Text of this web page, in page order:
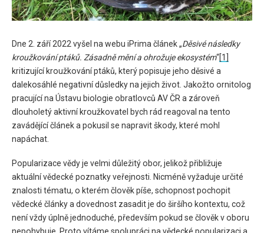
Dne 2. září 2022 vyšel na webu iPrima článek „Děsivé následky
kroužkování ptáků. Zásadně mění a ohrožuje ekosystém“[1]
kritizující kroužkování ptáků, který popisuje jeho děsivé a
dalekosáhlé negativní důsledky na jejich život. Jakožto ornitolog
pracující na Ústavu biologie obratlovců AV ČR a zároveň
dlouholetý aktivní kroužkovatel bych rád reagoval na tento
zavádějící článek a pokusil se napravit škody, které mohl
napáchat.
Popularizace vědy je velmi důležitý obor, jelikož přibližuje
aktuální vědecké poznatky veřejnosti. Nicméně vyžaduje určité
znalosti tématu, o kterém člověk píše, schopnost pochopit
vědecké články a dovednost zasadit je do širšího kontextu, což
není vždy úplně jednoduché, především pokud se člověk v oboru